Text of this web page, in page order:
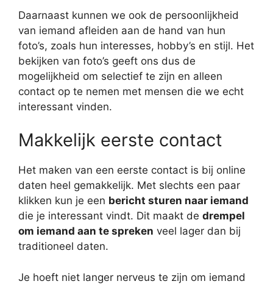
Daarnaast kunnen we ook de persoonlijkheid
van iemand afleiden aan de hand van hun
foto’s, zoals hun interesses, hobby’s en stijl. Het
bekijken van foto’s geeft ons dus de
mogelijkheid om selectief te zijn en alleen
contact op te nemen met mensen die we echt
interessant vinden.
Makkelijk eerste contact
Het maken van een eerste contact is bij online
daten heel gemakkelijk. Met slechts een paar
klikken kun je een bericht sturen naar iemand
die je interessant vindt. Dit maakt de drempel
om iemand aan te spreken veel lager dan bij
traditioneel daten.
Je hoeft niet langer nerveus te zijn om iemand